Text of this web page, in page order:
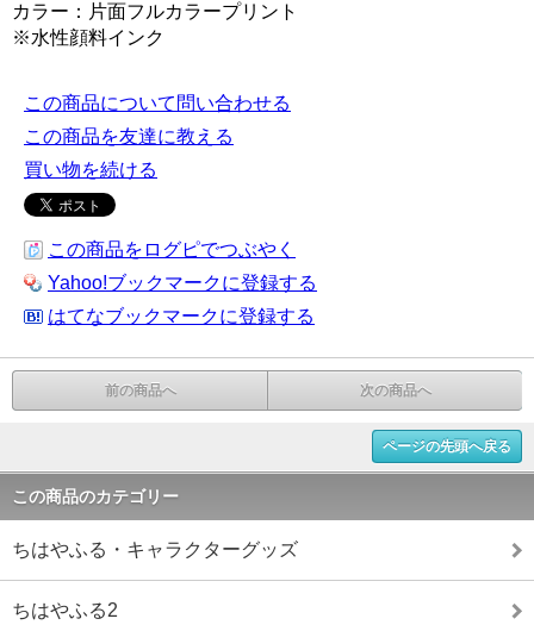
カラー：片面フルカラープリント
※水性顔料インク
この商品について問い合わせる
この商品を友達に教える
買い物を続ける
この商品をログピでつぶやく
Yahoo!ブックマークに登録する
はてなブックマークに登録する
前の商品へ 次の商品へ
ページの先頭へ戻る
この商品のカテゴリー
ちはやふる・キャラクターグッズ
ちはやふる2